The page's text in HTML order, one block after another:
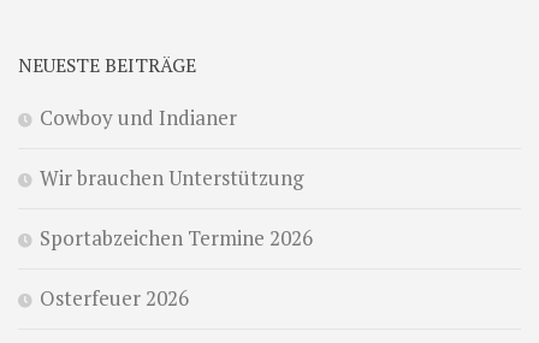
NEUESTE BEITRÄGE
Cowboy und Indianer
Wir brauchen Unterstützung
Sportabzeichen Termine 2026
Osterfeuer 2026